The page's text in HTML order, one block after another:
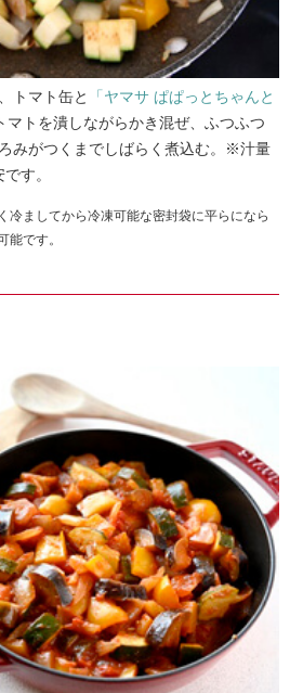
トマト缶と 「ヤマサ ぱぱっとちゃんと
マトを潰しながらかき混ぜ、ふつふつ
みがつくまでしばらく煮込む。※汁量
す。
冷ましてから冷凍可能な密封袋に平らになら
です。